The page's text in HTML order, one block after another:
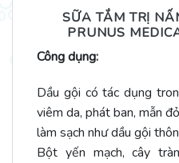
SỮA TẮM TRỊ
PRUNUS
Công dụng:
Dầu gội có tác dụng
viêm da, phát ban, mẫn
làm sạch như dầu gội
Bột yến mạch, cây